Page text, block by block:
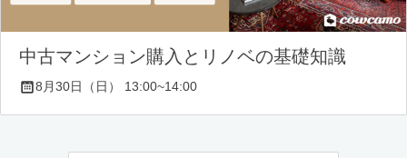
中古マンション購入とリノベの基礎知識
8月30日（日） 13:00~14:00